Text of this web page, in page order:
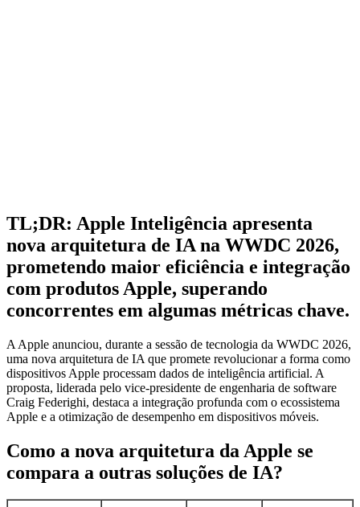
TL;DR: Apple Inteligência apresenta
nova arquitetura de IA na WWDC 2026,
prometendo maior eficiência e integração
com produtos Apple, superando
concorrentes em algumas métricas chave.
A Apple anunciou, durante a sessão de tecnologia da WWDC 2026,
uma nova arquitetura de IA que promete revolucionar a forma como
dispositivos Apple processam dados de inteligência artificial. A
proposta, liderada pelo vice-presidente de engenharia de software
Craig Federighi, destaca a integração profunda com o ecossistema
Apple e a otimização de desempenho em dispositivos móveis.
Como a nova arquitetura da Apple se
compara a outras soluções de IA?